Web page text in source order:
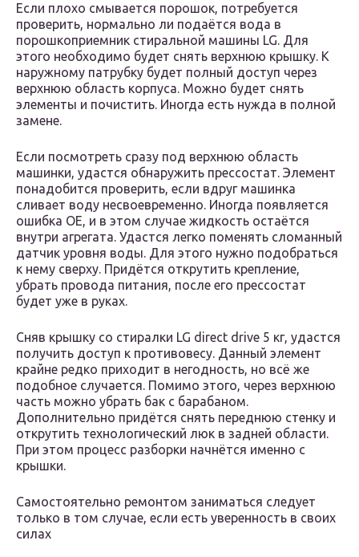
Если плохо смывается порошок, потребуется
проверить, нормально ли подаётся вода в
порошкоприемник стиральной машины LG. Для
этого необходимо будет снять верхнюю крышку. К
наружному патрубку будет полный доступ через
верхнюю область корпуса. Можно будет снять
элементы и почистить. Иногда есть нужда в полной
замене.
Если посмотреть сразу под верхнюю область
машинки, удастся обнаружить прессостат. Элемент
понадобится проверить, если вдруг машинка
сливает воду несвоевременно. Иногда появляется
ошибка OE, и в этом случае жидкость остаётся
внутри агрегата. Удастся легко поменять сломанный
датчик уровня воды. Для этого нужно подобраться
к нему сверху. Придётся открутить крепление,
убрать провода питания, после его прессостат
будет уже в руках.
Сняв крышку со стиралки LG direct drive 5 кг, удастся
получить доступ к противовесу. Данный элемент
крайне редко приходит в негодность, но всё же
подобное случается. Помимо этого, через верхнюю
часть можно убрать бак с барабаном.
Дополнительно придётся снять переднюю стенку и
открутить технологический люк в задней области.
При этом процесс разборки начнётся именно с
крышки.
Самостоятельно ремонтом заниматься следует
только в том случае, если есть уверенность в своих
силах